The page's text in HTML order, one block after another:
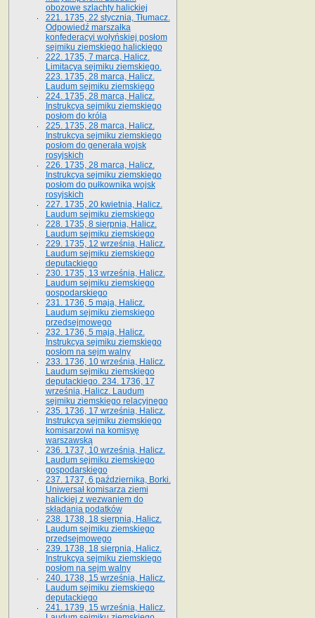
obozowe szlachty halickiej
221. 1735, 22 stycznia, Tłumacz.
Odpowiedź marszałka
konfederacyi wołyńskiej posłom
sejmiku ziemskiego halickiego
222. 1735, 7 marca, Halicz.
Limitacya sejmiku ziemskiego.
223. 1735, 28 marca, Halicz.
Laudum sejmiku ziemskiego
224. 1735, 28 marca, Halicz.
Instrukcya sejmiku ziemskiego
posłom do króla
225. 1735, 28 marca, Halicz.
Instrukcya sejmiku ziemskiego
posłom do generała wojsk
rosyjskich
226. 1735, 28 marca, Halicz.
Instrukcya sejmiku ziemskiego
posłom do pułkownika wojsk
rosyjskich
227. 1735, 20 kwietnia, Halicz.
Laudum sejmiku ziemskiego
228. 1735, 8 sierpnia, Halicz.
Laudum sejmiku ziemskiego
229. 1735, 12 września, Halicz.
Laudum sejmiku ziemskiego
deputackiego
230. 1735, 13 września, Halicz.
Laudum sejmiku ziemskiego
gospodarskiego
231. 1736, 5 maja, Halicz.
Laudum sejmiku ziemskiego
przedsejmowego
232. 1736, 5 maja, Halicz.
Instrukcya sejmiku ziemskiego
posłom na sejm walny
233. 1736, 10 września, Halicz.
Laudum sejmiku ziemskiego
deputackiego. 234. 1736, 17
września, Halicz. Laudum
sejmiku ziemskiego relacyjnego
235. 1736, 17 września, Halicz.
Instrukcya sejmiku ziemskiego
komisarzowi na komisyę
warszawską
236. 1737, 10 września, Halicz.
Laudum sejmiku ziemskiego
gospodarskiego
237. 1737, 6 października, Borki.
Uniwersał komisarza ziemi
halickiej z wezwaniem do
składania podatków
238. 1738, 18 sierpnia, Halicz.
Laudum sejmiku ziemskiego
przedsejmowego
239. 1738, 18 sierpnia, Halicz.
Instrukcya sejmiku ziemskiego
posłom na sejm walny
240. 1738, 15 września, Halicz.
Laudum sejmiku ziemskiego
deputackiego
241. 1739, 15 września, Halicz.